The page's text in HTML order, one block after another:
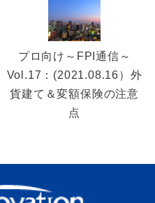
プロ向け～FPI通信～
Vol.17：(2021.08.16）外
貨建て＆変額保険の注意
点